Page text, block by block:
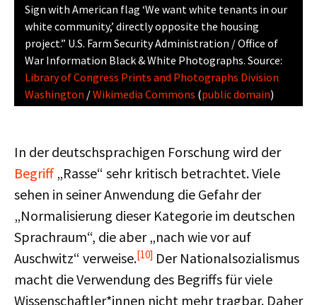
Sign with American flag ‘We want white tenants in our
white community,’ directly opposite the housing
project.” U.S. Farm Security Administration / Office of
War Information Black & White Photographs. Source:
Library of Congress Prints and Photographs Division
Washington /Wikimedia Commons (public domain)
In der deutschsprachigen Forschung wird der
Begriff „Rasse“ sehr kritisch betrachtet. Viele
sehen in seiner Anwendung die Gefahr der
„Normalisierung dieser Kategorie im deutschen
Sprachraum“, die aber „nach wie vor auf
Auschwitz“ verweise.[10] Der Nationalsozialismus
macht die Verwendung des Begriffs für viele
Wissenschaftler*innen nicht mehr tragbar. Daher